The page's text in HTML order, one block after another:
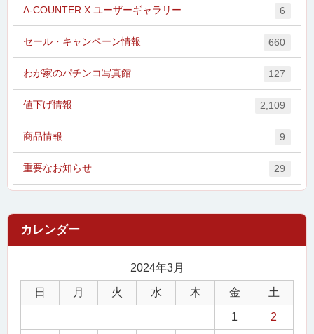
A-COUNTER X ユーザーギャラリー 6
セール・キャンペーン情報 660
わが家のパチンコ写真館 127
値下げ情報 2,109
商品情報 9
重要なお知らせ 29
2024年3月
日 月 火 水 木 金 土
1 2